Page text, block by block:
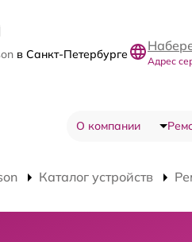
в Санкт-Петербурге Адрес
О компании
Каталог устройств